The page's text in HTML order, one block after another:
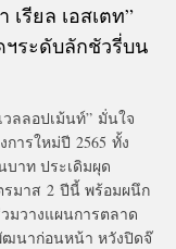
เรียล เอสเตท”
ฯระดับลักชัวรี่บน
ลลอปเม้นท์” มั่นใจ
ารใหม่ปี 2565 ทั้ง
าท ประเดิมผุด
รมาส 2 ปีนี้ พร้อมผนึก
วมวางแผนการตลาด
ฒนาก่อนหน้า หวังปิดจ๊